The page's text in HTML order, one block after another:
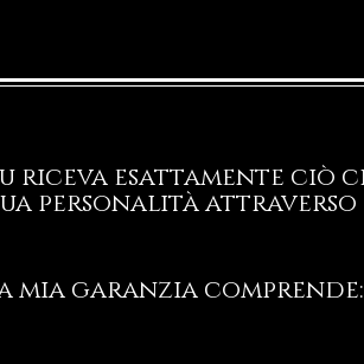
riceva esattamente ciò
personalità
mia garanzia comprende: